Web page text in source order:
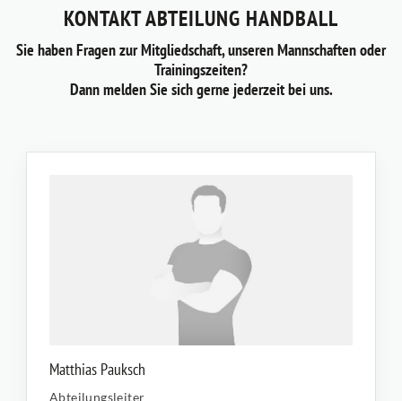
KONTAKT ABTEILUNG HANDBALL
Sie haben Fragen zur Mitgliedschaft, unseren Mannschaften oder
Trainingszeiten?
Dann melden Sie sich gerne jederzeit bei uns.
Matthias Pauksch
Abteilungsleiter